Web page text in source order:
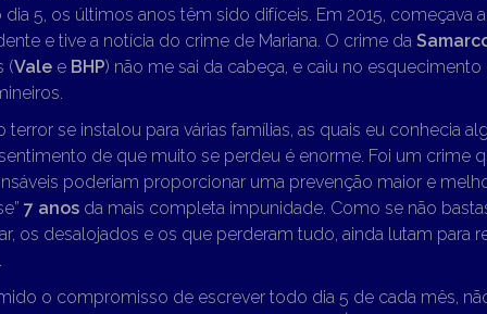
5, os últimos anos têm sido difíceis. Em 2015, começava
e tive a notícia do crime de Mariana. O crime da
(Valee BHP) não me sai da cabeça, e caiu no esquecimento
terror se instalou para várias famílias, as quais eu conhecia
de que muito se perdeu é enorme. Foi um crime
poderiam proporcionar uma prevenção maior e
7 anosda mais completa impunidade. Como se não
os desalojados e os que perderam tudo, ainda lutam para
o compromisso de escrever todo dia 5 de cada mês,